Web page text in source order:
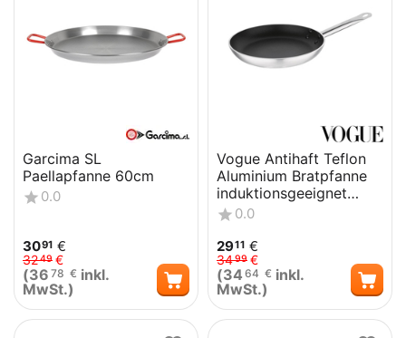
Garcima SL
Paellapfanne 60cm
0.0
3091 €
3249 €
(36 78 € inkl.
MwSt.)
Vogue Antihaft Teflon
Aluminium Bratpfanne
induktionsgeeignet
28cm
0.0
2911 €
3499 €
(34 64 € inkl.
MwSt.)